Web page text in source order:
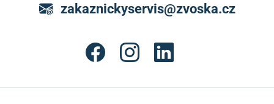
zakaznickyservis@zvoska.cz